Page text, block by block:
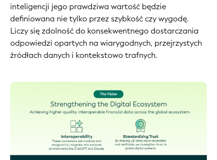
inteligencji jego prawdziwa wartość będzie
definiowana nie tylko przez szybkość czy wygodę.
Liczy się zdolność do konsekwentnego dostarczania
odpowiedzi opartych na wiarygodnych, przejrzystych
źródłach danych i kontekstowo trafnych.